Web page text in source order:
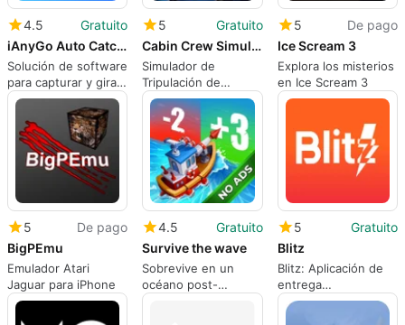
4.5
Gratuito
iAnyGo Auto Catcher
Solución de software
para capturar y girar
automáticamente
5
Gratuito
Cabin Crew Simulator
Simulador de
Tripulación de
Cabina: Vuela Alto
5
De pago
Ice Scream 3
Explora los misterios
en Ice Scream 3
5
De pago
BigPEmu
Emulador Atari
Jaguar para iPhone
4.5
Gratuito
Survive the wave
Sobrevive en un
océano post-
apocalíptico
5
Gratuito
Blitz
Blitz: Aplicación de
entrega
transparente en
Marruecos